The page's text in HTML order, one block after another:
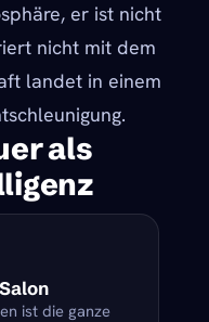
er ist nicht
nicht mit dem
landet in einem
als
ist die ganze